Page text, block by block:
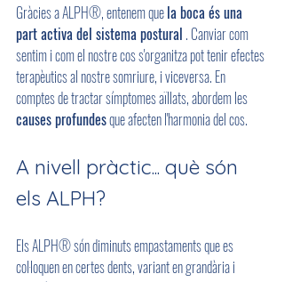
Gràcies a ALPH®, entenem que la boca és una
part activa del sistema postural . Canviar com
sentim i com el nostre cos s'organitza pot tenir efectes
terapèutics al nostre somriure, i viceversa. En
comptes de tractar símptomes aïllats, abordem les
causes profundes que afecten l'harmonia del cos.
A nivell pràctic... què són
els ALPH?
Els ALPH® són diminuts empastaments que es
col·loquen en certes dents, variant en grandària i